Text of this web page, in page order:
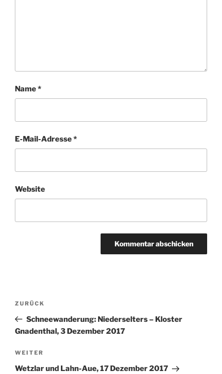
Name*
E-Mail-Adresse*
Website
Beitragsnavigation
Vorheriger
Beitrag
ZURÜCK
Schneewanderung: Niederselters – Kloster
Gnadenthal, 3 Dezember 2017
Nächster
Beitrag
WEITER
Wetzlar und Lahn-Aue, 17 Dezember 2017